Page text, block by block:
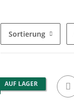
Sortierung
AUF LAGER